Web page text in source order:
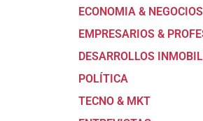
ECONOMIA & NEGOCIOS
EMPRESARIOS &
DESARROLLOS
POLÍTICA
TECNO & MKT